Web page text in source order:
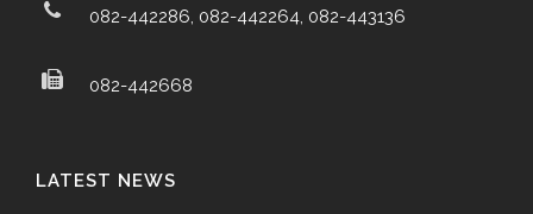
082-442286, 082-442264, 082-443136
082-442668
LATEST NEWS